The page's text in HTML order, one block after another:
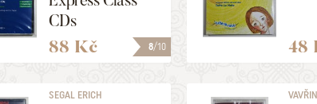
8/10
CDs
Intermediate
88 Kč 48
SEGAL ERICH